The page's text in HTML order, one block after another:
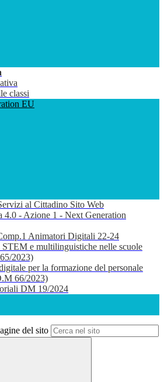
classi
EU
al Cittadino Sito Web
4.0 - Azione 1 - Next Generation
Animatori Digitali 22-24
STEM e multilinguistiche nelle scuole
2023)
per la formazione del personale
66/2023)
DM 19/2024
del sito